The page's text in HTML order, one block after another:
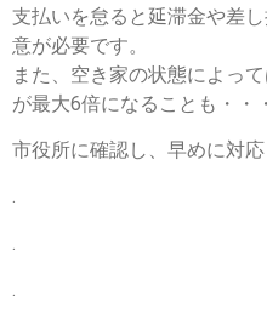
支払いを怠ると延滞金や差
意が必要です。
また、空き家の状態によっ
が最大6倍になることも・・
市役所に確認し、早めに対応
.
.